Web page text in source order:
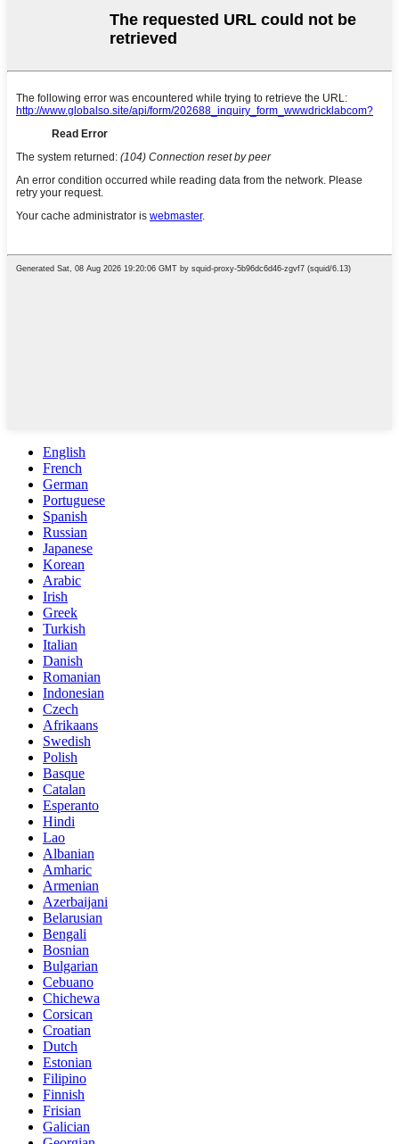
English
French
German
Portuguese
Spanish
Russian
Japanese
Korean
Arabic
Irish
Greek
Turkish
Italian
Danish
Romanian
Indonesian
Czech
Afrikaans
Swedish
Polish
Basque
Catalan
Esperanto
Hindi
Lao
Albanian
Amharic
Armenian
Azerbaijani
Belarusian
Bengali
Bosnian
Bulgarian
Cebuano
Chichewa
Corsican
Croatian
Dutch
Estonian
Filipino
Finnish
Frisian
Galician